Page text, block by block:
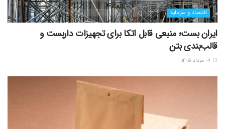
اقتصاد و سرمایه
ایران بست؛ منبعی قابل اتکا برای تجهیزات داربست و
قالب‌بندی بتن